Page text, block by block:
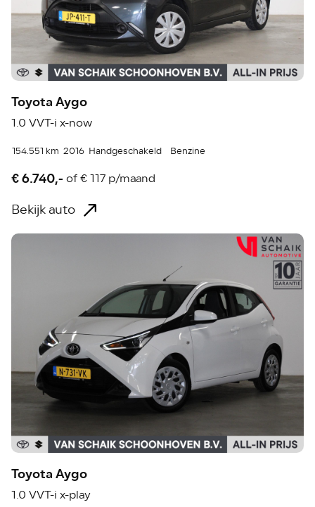
Toyota Aygo
1.0 VVT-i x-now
154.551 km 2016 Handgeschakeld Benzine
€ 6.740,- of€ 117 p/maand
Bekijk auto
Toyota Aygo
1.0 VVT-i x-play